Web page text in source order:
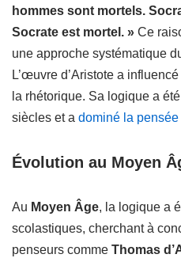
hommes sont mortels.
Socrate est mortel. » Ce
une approche systématique
L’œuvre d’Aristote a
la rhétorique. Sa logique a
siècles et a dominé la
Évolution au Moyen
Au Moyen Âge, la logique a
scolastiques, cherchant à
penseurs comme Thomas